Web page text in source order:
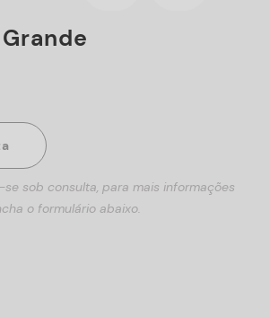
sob consulta, para mais informações
o formulário abaixo.